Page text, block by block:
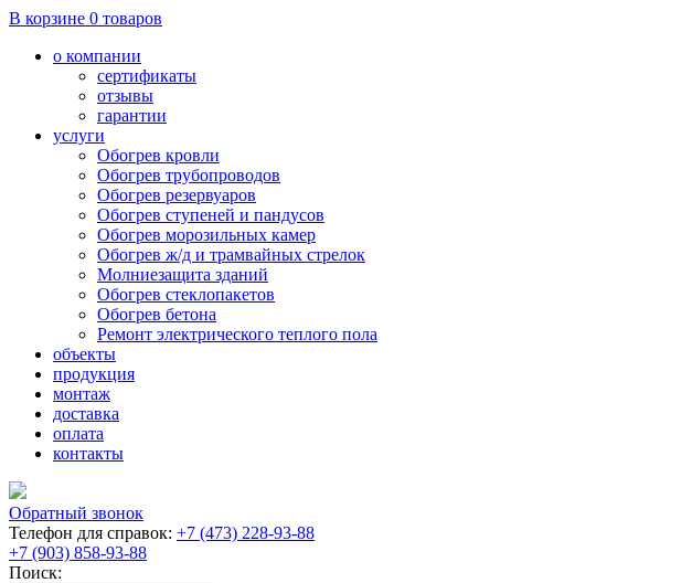
В корзине 0 товаров
о компании
сертификаты
отзывы
гарантии
услуги
Обогрев кровли
Обогрев трубопроводов
Обогрев резервуаров
Обогрев ступеней и пандусов
Обогрев морозильных камер
Обогрев ж/д и трамвайных стрелок
Молниезащита зданий
Обогрев стеклопакетов
Обогрев бетона
Ремонт электрического теплого пола
объекты
продукция
монтаж
доставка
оплата
контакты
Обратный звонок
Телефон для справок: +7 (473) 228-93-88
+7 (903) 858-93-88
Поиск: